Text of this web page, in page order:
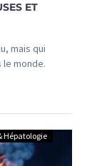
ET
mais qui
monde.
Hépatologie